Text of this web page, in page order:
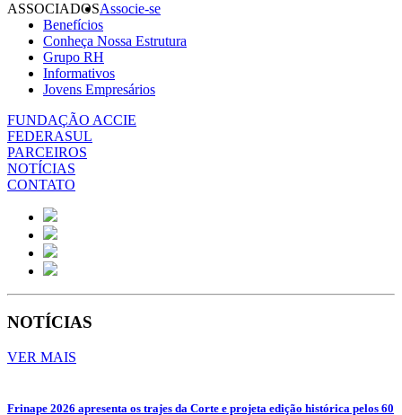
ASSOCIADOSAssocie-se
Benefícios
Conheça Nossa Estrutura
Grupo RH
Informativos
Jovens Empresários
FUNDAÇÃO ACCIE
FEDERASUL
PARCEIROS
NOTÍCIAS
CONTATO
NOTÍCIAS
VER MAIS
Frinape 2026 apresenta os trajes da Corte e projeta edição histórica pelos 60